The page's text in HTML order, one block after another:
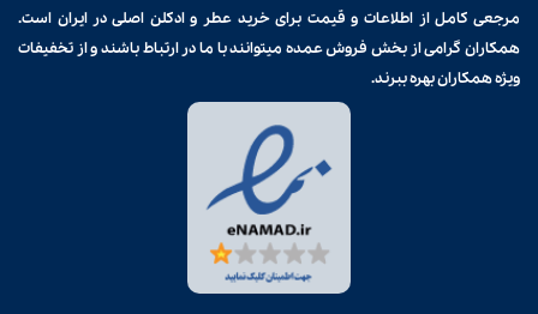
مرجعی کامل از اطلاعات و قیمت برایخرید عطر و ادکلن اصلی در ایران است.
همکاران گرامی از بخش فروش عمده میتوانند با ما در ارتباط باشند و از تخفیفات
ویژه همکاران بهره ببرند.